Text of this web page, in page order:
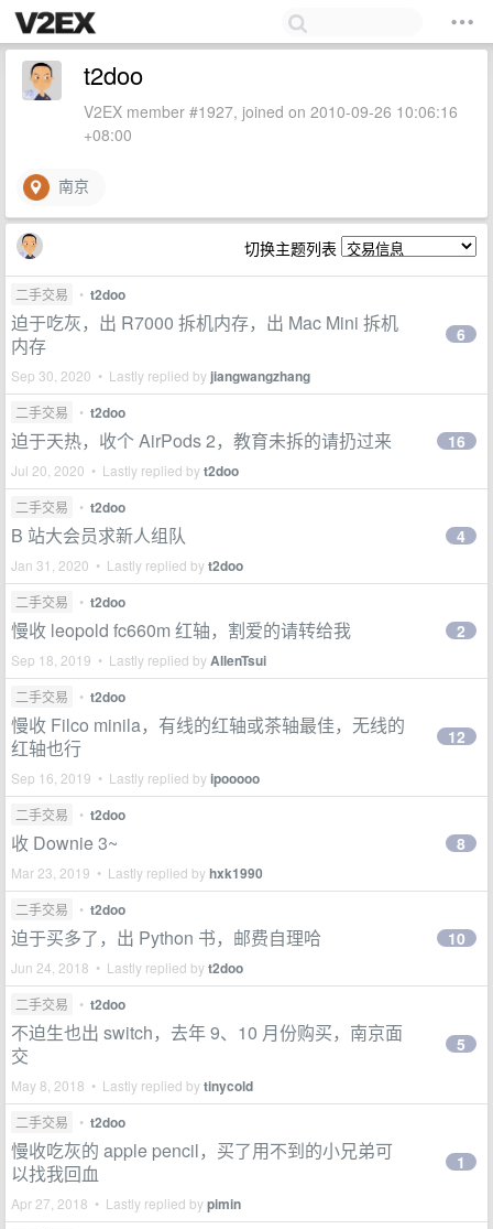
t2doo
V2EX member #1927, joined on 2010-09-26 10:06:16
+08:00
南京
切换主题列表
二手交易 • t2doo
迫于吃灰，出 R7000 拆机内存，出 Mac Mini 拆机
内存
Sep 30, 2020 • Lastly replied by jiangwangzhang
6
二手交易 • t2doo
迫于天热，收个 AirPods 2，教育未拆的请扔过来
Jul 20, 2020 • Lastly replied byt2doo
16
二手交易 • t2doo
B 站大会员求新人组队
Jan 31, 2020 • Lastly replied byt2doo
4
二手交易 • t2doo
慢收 leopold fc660m 红轴，割爱的请转给我
Sep 18, 2019 • Lastly replied byAllenTsui
2
二手交易 • t2doo
慢收 Filco minila，有线的红轴或茶轴最佳，无线的
红轴也行
Sep 16, 2019 • Lastly replied byipooooo
12
二手交易 • t2doo
收 Downie 3~
Mar 23, 2019 • Lastly replied byhxk1990
8
二手交易 • t2doo
迫于买多了，出 Python 书，邮费自理哈
Jun 24, 2018 • Lastly replied byt2doo
10
二手交易 • t2doo
不迫生也出 switch，去年 9、10 月份购买，南京面
交
May 8, 2018 • Lastly replied bytinycold
5
二手交易 • t2doo
慢收吃灰的 apple pencil，买了用不到的小兄弟可
以找我回血
Apr 27, 2018 • Lastly replied bypimin
1